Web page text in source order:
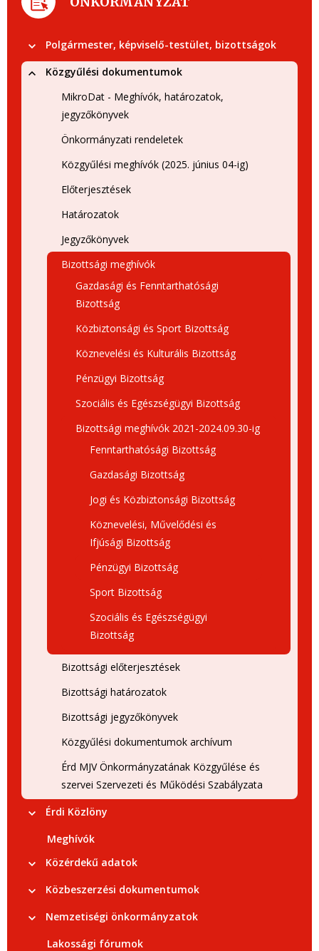
Polgármester, képviselő-testület, bizottságok
Közgyűlési dokumentumok
MikroDat - Meghívók, határozatok,
jegyzőkönyvek
Önkormányzati rendeletek
Közgyűlési meghívók (2025. június 04-ig)
Előterjesztések
Határozatok
Jegyzőkönyvek
Bizottsági meghívók
Gazdasági és Fenntarthatósági
Bizottság
Közbiztonsági és Sport Bizottság
Köznevelési és Kulturális Bizottság
Pénzügyi Bizottság
Szociális és Egészségügyi Bizottság
Bizottsági meghívók 2021-2024.09.30-ig
Fenntarthatósági Bizottság
Gazdasági Bizottság
Jogi és Közbiztonsági Bizottság
Köznevelési, Művelődési és
Ifjúsági Bizottság
Pénzügyi Bizottság
Sport Bizottság
Szociális és Egészségügyi
Bizottság
Bizottsági előterjesztések
Bizottsági határozatok
Bizottsági jegyzőkönyvek
Közgyűlési dokumentumok archívum
Érd MJV Önkormányzatának Közgyűlése és
szervei Szervezeti és Működési Szabályzata
Érdi Közlöny
Meghívók
Közérdekű adatok
Közbeszerzési dokumentumok
Nemzetiségi önkormányzatok
Lakossági fórumok